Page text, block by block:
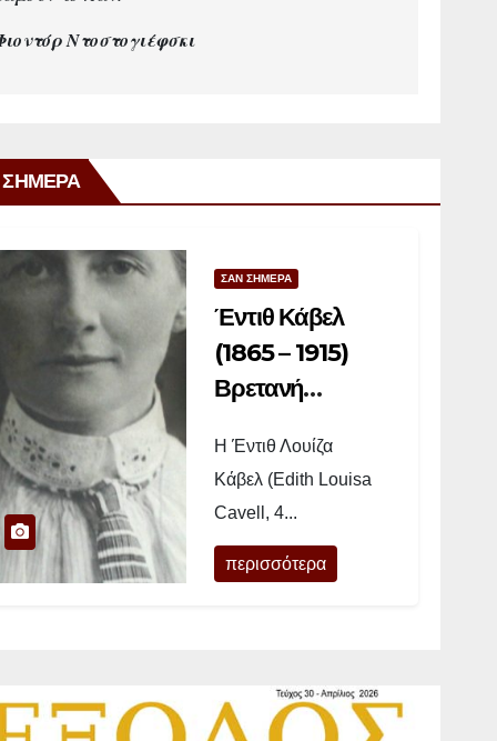
Ντοστογιέφσκι
ΣΑΝ ΣΗΜΕΡΑ
Έντιθ Κάβελ
(1865 – 1915)
Βρετανή
Η Έντιθ Λουίζα
Κάβελ (Edith Louisa
Cavell, 4...
περισσότερα